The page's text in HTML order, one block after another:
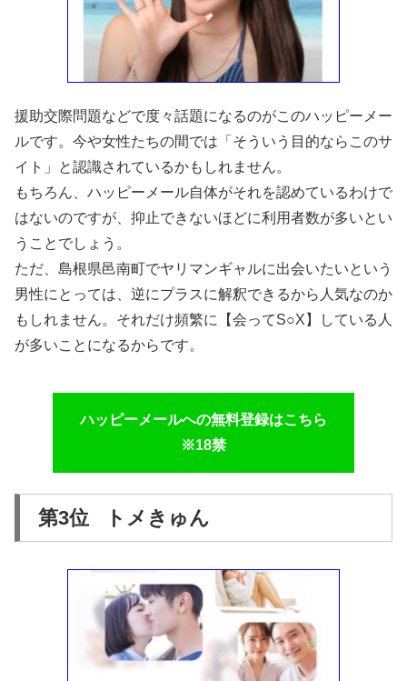
援助交際問題などで度々話題になるのがこのハッピーメー
ルです。今や女性たちの間では「そういう目的ならこのサ
イト」と認識されているかもしれません。
もちろん、ハッピーメール自体がそれを認めているわけで
はないのですが、抑止できないほどに利用者数が多いとい
うことでしょう。
ただ、島根県邑南町でヤリマンギャルに出会いたいという
男性にとっては、逆にプラスに解釈できるから人気なのか
もしれません。それだけ頻繁に【会ってS○X】している人
が多いことになるからです。
ハッピーメールへの無料登録はこちら
※18禁
第3位 トメきゅん